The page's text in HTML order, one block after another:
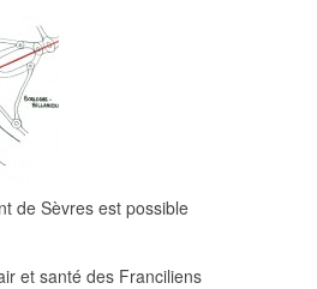
de Sèvres est possible
et santé des Franciliens